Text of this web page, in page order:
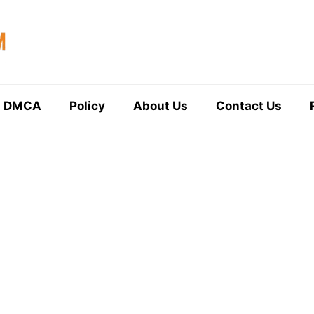
DMCA Policy About Us Contact Us